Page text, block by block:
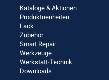
Kataloge & Aktionen
Produktneuheiten
Lack
Zubehör
Smart Repair
Werkzeuge
Werkstatt-Technik
Downloads